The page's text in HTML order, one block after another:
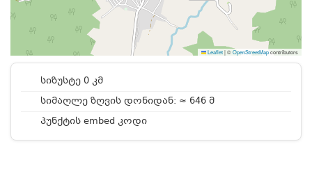
Leaflet|©OpenStreetMapcontributors
სიზუსტე 0 კმ
სიმაღლე ზღვის დონიდან: ≈ 646 მ
პუნქტის embed კოდი